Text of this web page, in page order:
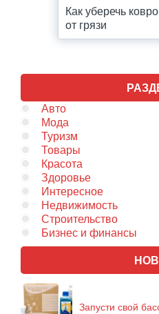
Как уберечь
от грязи
Авто
Мода
Туризм
Товары
Красота
Здоровье
Интересное
Недвижимость
Строительство
Бизнес и финансы
Запусти свой